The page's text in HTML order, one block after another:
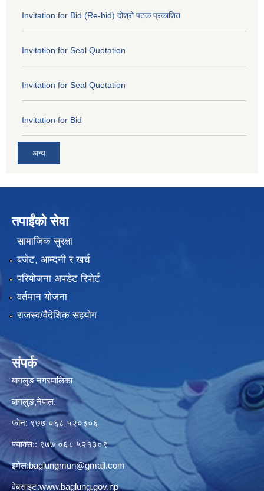
Invitation for Bid (Re-bid) दोश्रो पटक प्रकाशित
Invitation for Seal Quotation
Invitation for Seal Quotation
Invitation for Bid
अन्य
तपाईंको सेवा
सामाजिक सुरक्षा
बजेट, आम्दनी र खर्च
परियोजना अपडेट रिपोर्ट
वर्तमान योजना
राजस्व/वैदेशिक सहयोग
संपर्क
बागलुङ नगरपालिका
बागलुङ,नेपाल.
फोन: ९७७ ०६८ ५२०३०६
फ्याक्स;: ९७७ ०६८ ५२१३०९
इमेल:baglungmun@gmail.com
वेबसाइट:www.baglung.gov.np